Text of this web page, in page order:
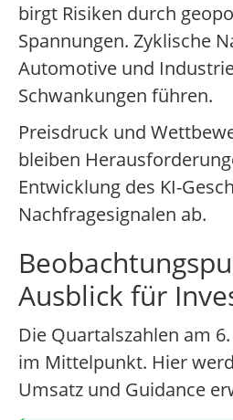
birgt Risiken durch
Spannungen. Zyklische
Automotive und
Schwankungen führen.
Preisdruck und
bleiben
Entwicklung des KI-
Nachfragesignalen ab.
Ausblick für
Die Quartalszahlen am
im Mittelpunkt. Hier
Umsatz und Guidance